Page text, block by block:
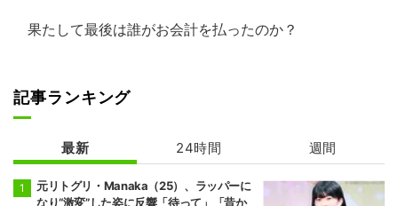
果たして最後は誰がお会計を払ったのか？
記事ランキング
最新 24時間 週間
元リトグリ・Manaka（25）、ラッパーに
なり“激変”した姿に反響「待って」「昔か